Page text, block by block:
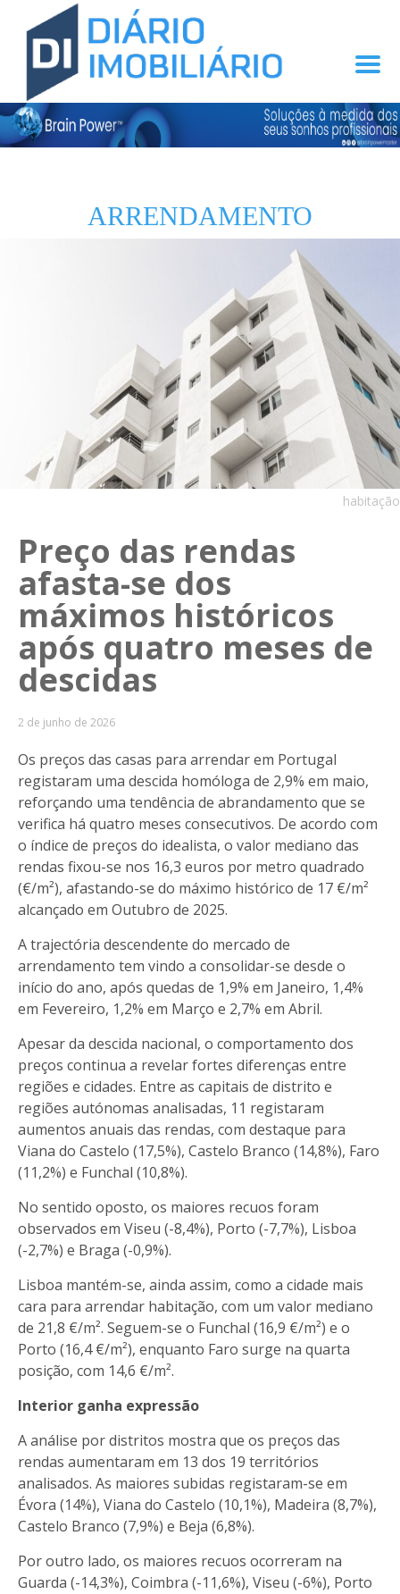
ARRENDAMENTO
habitação
Preço das rendas
afasta-se dos
máximos históricos
após quatro meses de
descidas
2 de junho de 2026
Os preços das casas para arrendar em Portugal
registaram uma descida homóloga de 2,9% em maio,
reforçando uma tendência de abrandamento que se
verifica há quatro meses consecutivos. De acordo com
o índice de preços do idealista, o valor mediano das
rendas fixou-se nos 16,3 euros por metro quadrado
(€/m²), afastando-se do máximo histórico de 17 €/m²
alcançado em Outubro de 2025.
A trajectória descendente do mercado de
arrendamento tem vindo a consolidar-se desde o
início do ano, após quedas de 1,9% em Janeiro, 1,4%
em Fevereiro, 1,2% em Março e 2,7% em Abril.
Apesar da descida nacional, o comportamento dos
preços continua a revelar fortes diferenças entre
regiões e cidades. Entre as capitais de distrito e
regiões autónomas analisadas, 11 registaram
aumentos anuais das rendas, com destaque para
Viana do Castelo (17,5%), Castelo Branco (14,8%), Faro
(11,2%) e Funchal (10,8%).
No sentido oposto, os maiores recuos foram
observados em Viseu (-8,4%), Porto (-7,7%), Lisboa
(-2,7%) e Braga (-0,9%).
Lisboa mantém-se, ainda assim, como a cidade mais
cara para arrendar habitação, com um valor mediano
de 21,8 €/m². Seguem-se o Funchal (16,9 €/m²) e o
Porto (16,4 €/m²), enquanto Faro surge na quarta
posição, com 14,6 €/m².
Interior ganha expressão
A análise por distritos mostra que os preços das
rendas aumentaram em 13 dos 19 territórios
analisados. As maiores subidas registaram-se em
Évora (14%), Viana do Castelo (10,1%), Madeira (8,7%),
Castelo Branco (7,9%) e Beja (6,8%).
Por outro lado, os maiores recuos ocorreram na
Guarda (-14,3%), Coimbra (-11,6%), Viseu (-6%), Porto